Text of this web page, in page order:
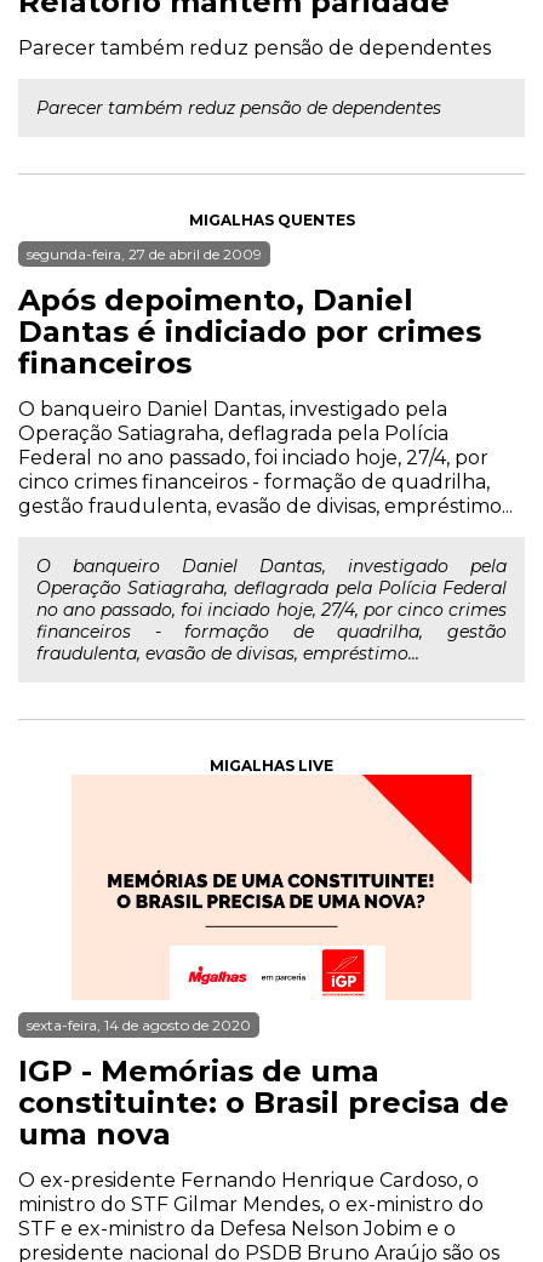
Parecer também reduz pensão de dependentes
Parecer também reduz pensão de dependentes
MIGALHAS QUENTES
segunda-feira, 27 de abril de 2009
Após depoimento, Daniel
Dantas é indiciado por crimes
financeiros
O banqueiro Daniel Dantas, investigado pela
Operação Satiagraha, deflagrada pela Polícia
Federal no ano passado, foi inciado hoje, 27/4, por
cinco crimes financeiros - formação de quadrilha,
gestão fraudulenta, evasão de divisas, empréstimo...
O banqueiro Daniel Dantas, investigado pela
Operação Satiagraha, deflagrada pela Polícia Federal
no ano passado, foi inciado hoje, 27/4, por cinco crimes
financeiros - formação de quadrilha, gestão
fraudulenta, evasão de divisas, empréstimo...
MIGALHAS LIVE
sexta-feira, 14 de agosto de 2020
IGP - Memórias de uma
constituinte: o Brasil precisa de
uma nova
O ex-presidente Fernando Henrique Cardoso, o
ministro do STF Gilmar Mendes, o ex-ministro do
STF e ex-ministro da Defesa Nelson Jobim e o
presidente nacional do PSDB Bruno Araújo são os